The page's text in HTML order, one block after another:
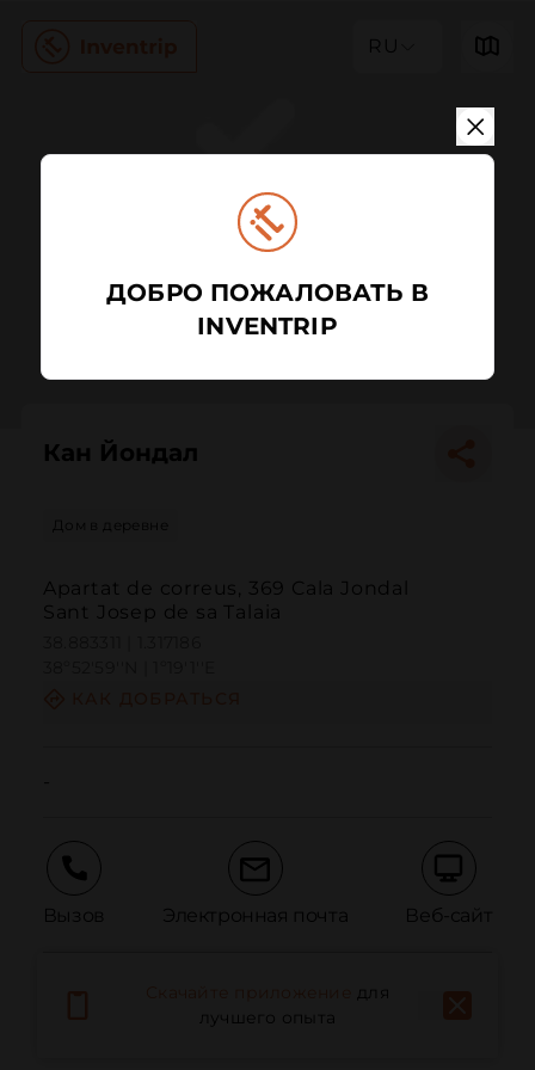
RU
Кан Йондал
Дом в деревне
Apartat de correus, 369 Cala Jondal
Sant Josep de sa Talaia
Вызов Электронная почта Веб-сайт
Сообщить о проблеме
для
лучшего опыта
ДОБРО ПОЖАЛОВАТЬ В
INVENTRIP